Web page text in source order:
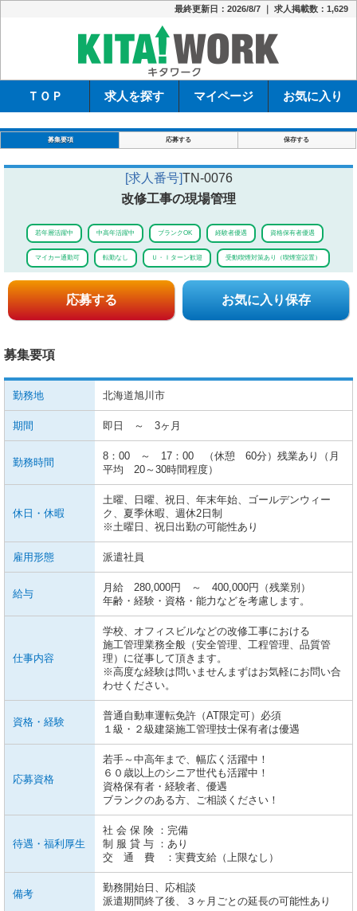
最終更新日：2026/8/7 ｜ 求人掲載数：1,629
ＴＯＰ 求人を探す マイページ お気に入り
募集要項 応募する 保存する
[求人番号]TN-0076
改修工事の現場管理
若年層活躍中 中高年活躍中 ブランクOK 経験者優遇 資格保有者優遇
マイカー通勤可 転勤なし Ｕ・Ｉターン歓迎 受動喫煙対策あり（喫煙室設置）
応募する お気に入り保存
募集要項
勤務地 北海道旭川市
期間 即日 ～ 3ヶ月
勤務時間
8：00 ～ 17：00 （休憩 60分）残業あり（月
平均 20～30時間程度）
休日・休暇
土曜、日曜、祝日、年末年始、ゴールデンウィー
ク、夏季休暇、週休2日制
※土曜日、祝日出勤の可能性あり
雇用形態 派遣社員
給与
月給 280,000円 ～ 400,000円（残業別）
年齢・経験・資格・能力などを考慮します。
仕事内容
学校、オフィスビルなどの改修工事における
施工管理業務全般（安全管理、工程管理、品質管
理）に従事して頂きます。
※高度な経験は問いませんまずはお気軽にお問い合
わせください。
資格・経験
普通自動車運転免許（AT限定可）必須
１級・２級建築施工管理技士保有者は優遇
応募資格
若手～中高年まで、幅広く活躍中！
６０歳以上のシニア世代も活躍中！
資格保有者・経験者、優遇
ブランクのある方、ご相談ください！
待遇・福利厚生
社 会 保 険 ：完備
制 服 貸 与 ：あり
交 通 費 ：実費支給（上限なし）
備考
勤務開始日、応相談
派遣期間終了後、３ヶ月ごとの延長の可能性あり